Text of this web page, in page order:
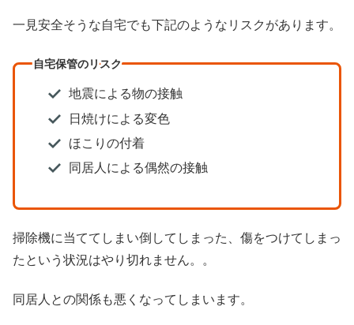
一見安全そうな自宅でも下記のようなリスクがあります。
自宅保管のリスク
地震による物の接触
日焼けによる変色
ほこりの付着
同居人による偶然の接触
掃除機に当ててしまい倒してしまった、傷をつけてしまっ
たという状況はやり切れません。。
同居人との関係も悪くなってしまいます。